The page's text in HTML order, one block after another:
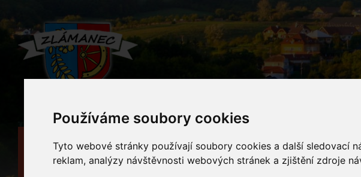
Používáme soubory cookies
Tyto webové stránky používají soubory cookies a další sledovací
reklam, analýzy návštěvnosti webových stránek a zjištění zdroje
Fotogalerie
HLAVNÍ STRÁNKA
OBECNÍ ÚŘAD